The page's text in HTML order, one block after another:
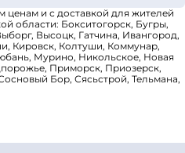
и с доставкой для жителей
области: Бокситогорск, Бугры,
Высоцк, Гатчина, Ивангород,
Кировск, Колтуши, Коммунар,
Мурино, Никольское, Новая
Приморск, Приозерск,
Бор, Сясьстрой, Тельмана,